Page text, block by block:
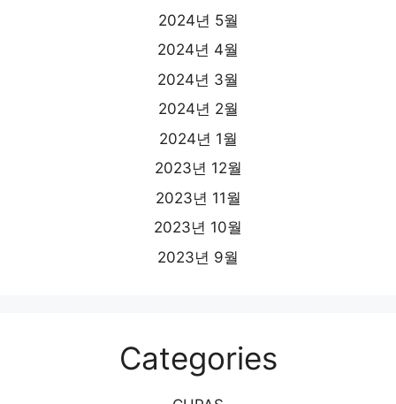
2024년 5월
2024년 4월
2024년 3월
2024년 2월
2024년 1월
2023년 12월
2023년 11월
2023년 10월
2023년 9월
Categories